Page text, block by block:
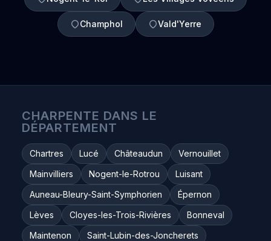
Champhol Vald'Yerre
CHARPENTE DANS LE
DÉPARTEMENT
Chartres Lucé Châteaudun
Vernouillet
Mainvilliers
Nogent-le-Rotrou
Luisant
Auneau-Bleury-Saint-Symphorien
Épernon
Lèves
Cloyes-les-Trois-Rivières
Bonneval
Maintenon
Saint-Lubin-des-Joncherets